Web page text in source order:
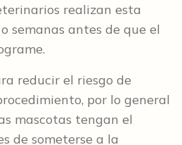
realizan esta
semanas antes de que el
reducir el riesgo de
por lo general
mascotas tengan el
de someterse a la